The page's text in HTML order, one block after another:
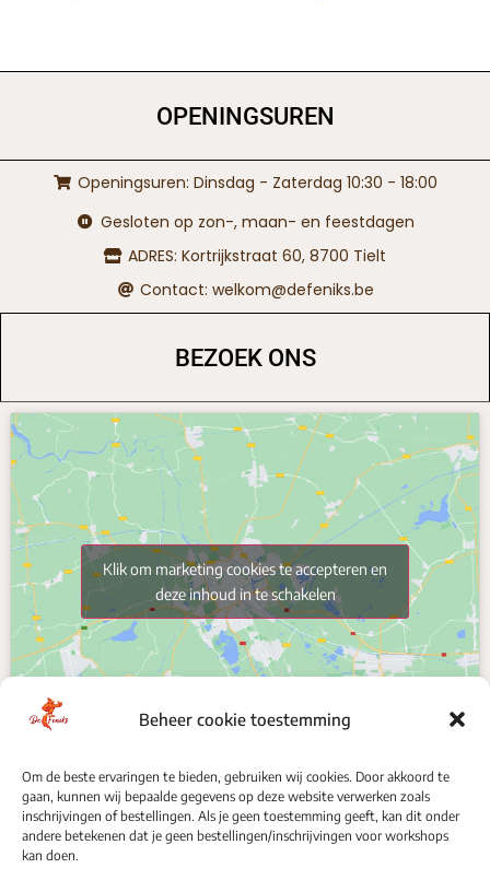
Beheer cookie toestemming
Om de beste ervaringen te bieden, gebruiken wij cookies. Door akkoord te
gaan, kunnen wij bepaalde gegevens op deze website verwerken zoals
inschrijvingen of bestellingen. Als je geen toestemming geeft, kan dit onder
andere betekenen dat je geen bestellingen/inschrijvingen voor workshops
kan doen.
OPENINGSUREN
Openingsuren: Dinsdag - Zaterdag 10:30 - 18:00
Gesloten op zon-, maan- en feestdagen
ADRES: Kortrijkstraat 60, 8700 Tielt
Contact: welkom@defeniks.be
BEZOEK ONS
Klik om marketing cookies te accepteren en
deze inhoud in te schakelen
VOLG ONS